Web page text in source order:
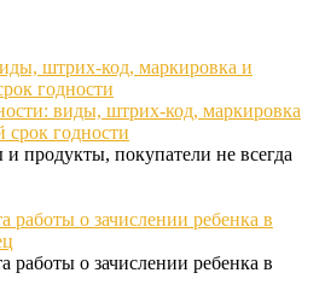
виды, штрих-код, маркировка
срок годности
продукты, покупатели не всегда
работы о зачислении ребенка в
работы о зачислении ребенка в